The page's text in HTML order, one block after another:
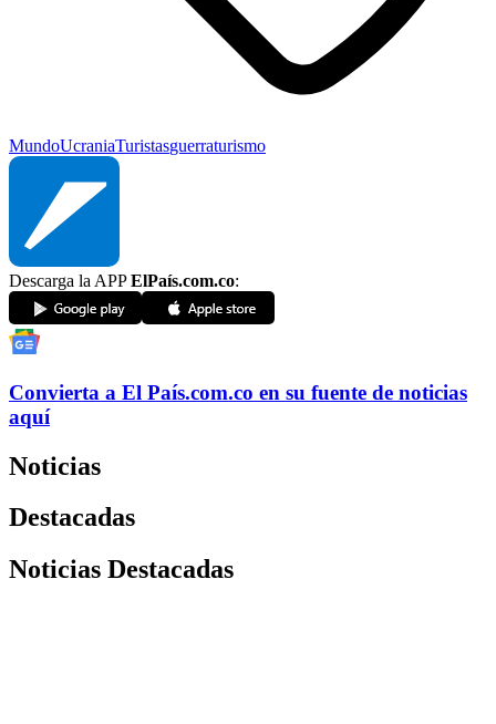
MundoUcraniaTuristasguerraturismo
Descarga la APPElPaís.com.co:
Convierta a El País.com.co en su fuente de noticias
aquí
Noticias
Destacadas
Noticias Destacadas